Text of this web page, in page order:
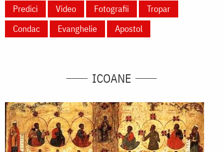
Predici
Video Fotografii
Tropar
Condac
Evanghelie Apostol
ICOANE